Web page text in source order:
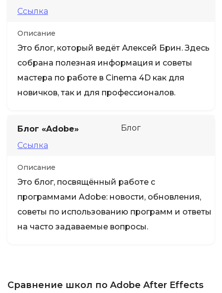
Ссылка
Описание
Это блог, который ведёт Алексей Брин. Здесь
собрана полезная информация и советы
мастера по работе в Cinema 4D как для
новичков, так и для профессионалов.
Блог «Adobe»
Ссылка
Блог
Описание
Это блог, посвящённый работе с
программами Adobe: новости, обновления,
советы по использованию программ и ответы
на часто задаваемые вопросы.
Сравнение школ по Adobe After Effects